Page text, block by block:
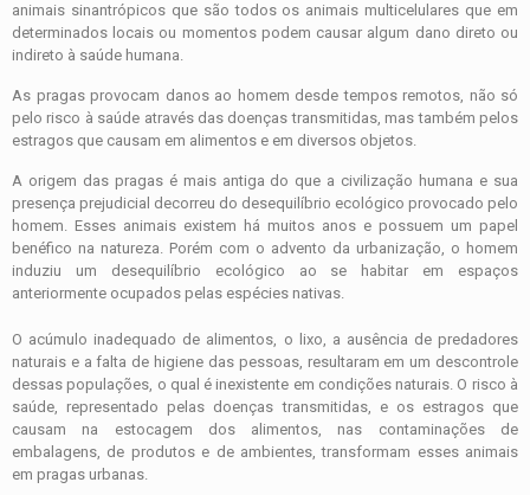
animais sinantrópicos que são todos os animais multicelulares que em
determinados locais ou momentos podem causar algum dano direto ou
indireto à saúde humana.
As pragas provocam danos ao homem desde tempos remotos, não só
pelo risco à saúde através das doenças transmitidas, mas também pelos
estragos que causam em alimentos e em diversos objetos.
A origem das pragas é mais antiga do que a civilização humana e sua
presença prejudicial decorreu do desequilíbrio ecológico provocado pelo
homem. Esses animais existem há muitos anos e possuem um papel
benéfico na natureza. Porém com o advento da urbanização, o homem
induziu um desequilíbrio ecológico ao se habitar em espaços
anteriormente ocupados pelas espécies nativas.
O acúmulo inadequado de alimentos, o lixo, a ausência de predadores
naturais e a falta de higiene das pessoas, resultaram em um descontrole
dessas populações, o qual é inexistente em condições naturais. O risco à
saúde, representado pelas doenças transmitidas, e os estragos que
causam na estocagem dos alimentos, nas contaminações de
embalagens, de produtos e de ambientes, transformam esses animais
em pragas urbanas.